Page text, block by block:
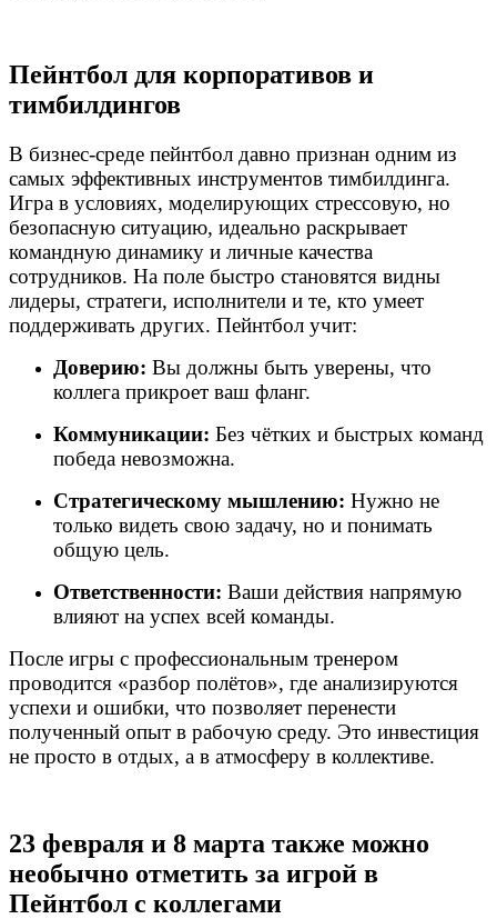
Пейнтбол для корпоративов и
тимбилдингов
В бизнес-среде пейнтбол давно признан одним из
самых эффективных инструментов тимбилдинга.
Игра в условиях, моделирующих стрессовую, но
безопасную ситуацию, идеально раскрывает
командную динамику и личные качества
сотрудников. На поле быстро становятся видны
лидеры, стратеги, исполнители и те, кто умеет
поддерживать других. Пейнтбол учит:
Доверию: Вы должны быть уверены, что
коллега прикроет ваш фланг.
Коммуникации: Без чётких и быстрых команд
победа невозможна.
Стратегическому мышлению: Нужно не
только видеть свою задачу, но и понимать
общую цель.
Ответственности: Ваши действия напрямую
влияют на успех всей команды.
После игры с профессиональным тренером
проводится «разбор полётов», где анализируются
успехи и ошибки, что позволяет перенести
полученный опыт в рабочую среду. Это инвестиция
не просто в отдых, а в атмосферу в коллективе.
23 февраля и 8 марта также можно
необычно отметить за игрой в
Пейнтбол с коллегами